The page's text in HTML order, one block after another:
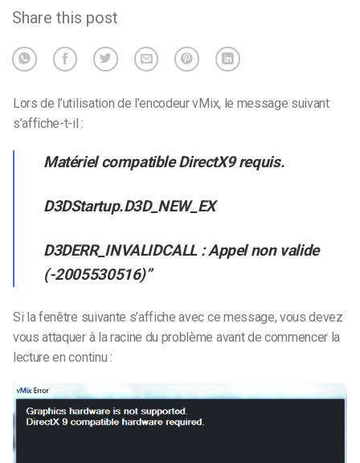
Share this post
Lors de l’utilisation de l’encodeur vMix, le message suivant
s’affiche-t-il :
Matériel compatible DirectX9 requis.
D3DStartup.D3D_NEW_EX
D3DERR_INVALIDCALL : Appel non valide
(-2005530516)”
Si la fenêtre suivante s’affiche avec ce message, vous devez
vous attaquer à la racine du problème avant de commencer la
lecture en continu :